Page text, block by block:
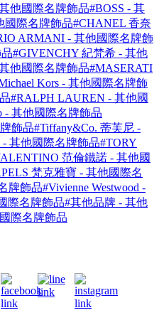
他國際名牌飾品#BOSS - 其
國際名牌飾品#CHANEL 香奈
ARMANI - 其他國際名牌飾
#GIVENCHY 紀梵希 - 其他
他國際名牌飾品#MASERATI
Kors - 其他國際名牌飾
#RALPH LAUREN - 其他國
- 其他國際名牌飾品
飾品#Tiffany&Co. 蒂芙尼 -
其他國際名牌飾品#TORY
范倫鐵諾 - 其他國
梵克雅寶 - 其他國際名
牌飾品#Vivienne Westwood -
際名牌飾品#其他品牌 - 其他
際名牌飾品